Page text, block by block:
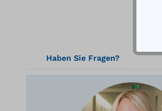
Haben Sie Fragen?